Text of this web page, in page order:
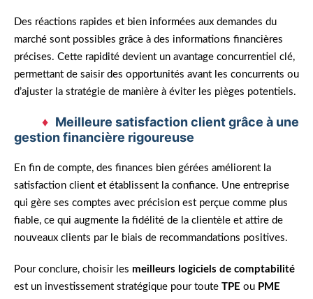
Des réactions rapides et bien informées aux demandes du
marché sont possibles grâce à des informations financières
précises. Cette rapidité devient un avantage concurrentiel clé,
permettant de saisir des opportunités avant les concurrents ou
d’ajuster la stratégie de manière à éviter les pièges potentiels.
Meilleure satisfaction client grâce à une
gestion financière rigoureuse
En fin de compte, des finances bien gérées améliorent la
satisfaction client et établissent la confiance. Une entreprise
qui gère ses comptes avec précision est perçue comme plus
fiable, ce qui augmente la fidélité de la clientèle et attire de
nouveaux clients par le biais de recommandations positives.
Pour conclure, choisir les meilleurs logiciels de comptabilité
est un investissement stratégique pour toute TPE ou PME